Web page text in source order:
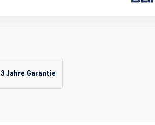
3 Jahre Garantie